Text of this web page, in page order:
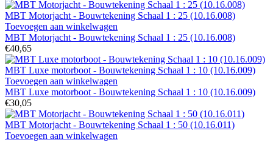
MBT Motorjacht - Bouwtekening Schaal 1 : 25 (10.16.008)
Toevoegen aan winkelwagen
MBT Motorjacht - Bouwtekening Schaal 1 : 25 (10.16.008)
€40,65
MBT Luxe motorboot - Bouwtekening Schaal 1 : 10 (10.16.009)
Toevoegen aan winkelwagen
MBT Luxe motorboot - Bouwtekening Schaal 1 : 10 (10.16.009)
€30,05
MBT Motorjacht - Bouwtekening Schaal 1 : 50 (10.16.011)
Toevoegen aan winkelwagen